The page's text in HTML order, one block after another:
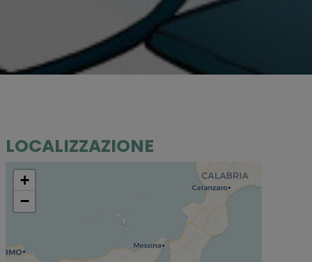
LOCALIZZAZIONE
+
−